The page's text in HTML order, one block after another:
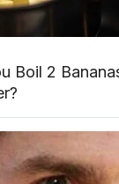
juta
Boil 2